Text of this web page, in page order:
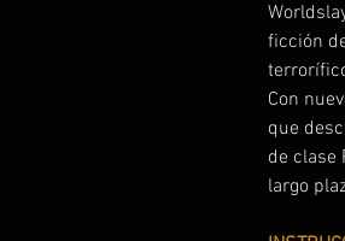
ficción
Con
que
de clase
largo